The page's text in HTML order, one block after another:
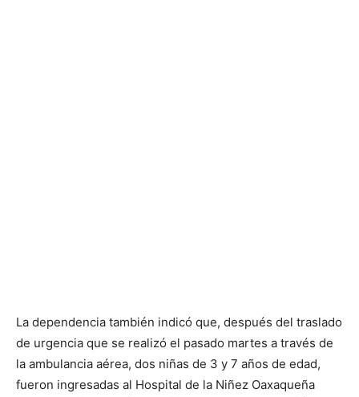
La dependencia también indicó que, después del traslado
de urgencia que se realizó el pasado martes a través de
la ambulancia aérea, dos niñas de 3 y 7 años de edad,
fueron ingresadas al Hospital de la Niñez Oaxaqueña